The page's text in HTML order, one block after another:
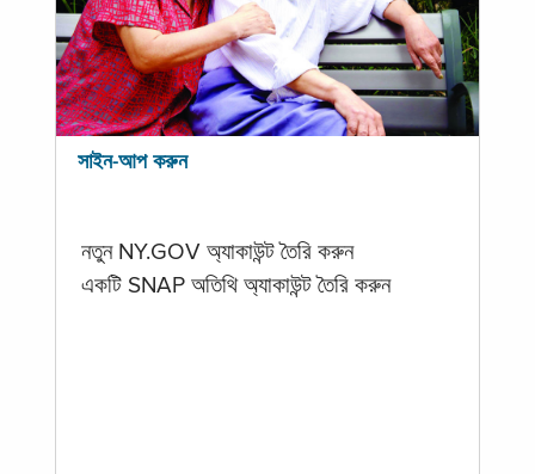
সাইন-আপ করুন
নতুন NY.GOV অ্যাকাউন্ট তৈরি করুন
একটি SNAP অতিথি অ্যাকাউন্ট তৈরি করুন